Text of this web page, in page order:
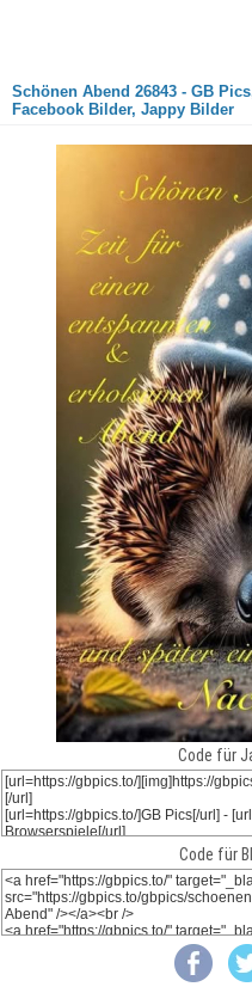
Schönen Abend 26843 - GB
Facebook Bilder, Jappy Bilder
Code für
Code für